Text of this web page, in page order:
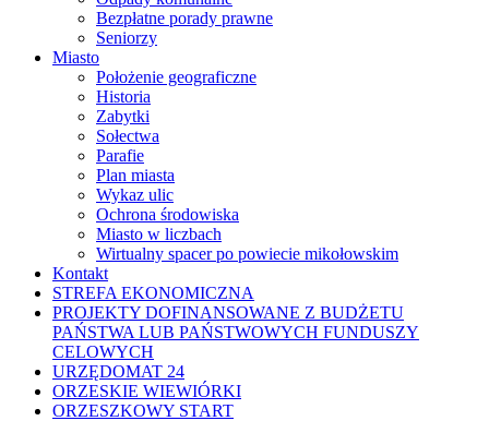
Bezpłatne porady prawne
Seniorzy
Miasto
Położenie geograficzne
Historia
Zabytki
Sołectwa
Parafie
Plan miasta
Wykaz ulic
Ochrona środowiska
Miasto w liczbach
Wirtualny spacer po powiecie mikołowskim
Kontakt
STREFA EKONOMICZNA
PROJEKTY DOFINANSOWANE Z BUDŻETU
PAŃSTWA LUB PAŃSTWOWYCH FUNDUSZY
CELOWYCH
URZĘDOMAT 24
ORZESKIE WIEWIÓRKI
ORZESZKOWY START